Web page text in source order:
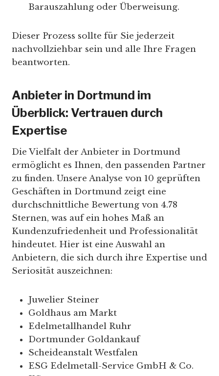
Barauszahlung oder Überweisung.
Dieser Prozess sollte für Sie jederzeit
nachvollziehbar sein und alle Ihre Fragen
beantworten.
Anbieter in Dortmund im
Überblick: Vertrauen durch
Expertise
Die Vielfalt der Anbieter in Dortmund
ermöglicht es Ihnen, den passenden Partner
zu finden. Unsere Analyse von 10 geprüften
Geschäften in Dortmund zeigt eine
durchschnittliche Bewertung von 4.78
Sternen, was auf ein hohes Maß an
Kundenzufriedenheit und Professionalität
hindeutet. Hier ist eine Auswahl an
Anbietern, die sich durch ihre Expertise und
Seriosität auszeichnen:
Juwelier Steiner
Goldhaus am Markt
Edelmetallhandel Ruhr
Dortmunder Goldankauf
Scheideanstalt Westfalen
ESG Edelmetall-Service GmbH & Co.